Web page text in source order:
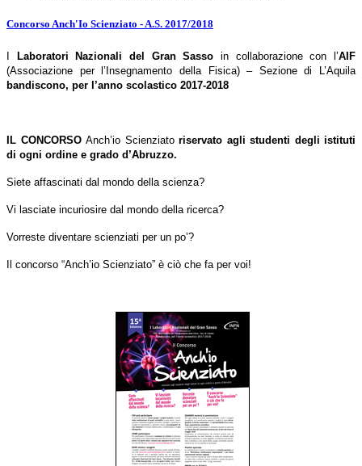
Concorso Anch'Io Scienziato - A.S. 2017/2018
Laboratori Nazionali del Gran Sassoin collaborazione con l’AIF
(Associazione per l’Insegnamento della Fisica) – Sezione di L’Aquila
bandiscono, per l’anno scolastico 2017-2018
IL CONCORSO Anch’io Scienziato riservato agli studenti degli istituti
di ogni ordine e grado d’Abruzzo.
Siete affascinati dal mondo della scienza?
Vi lasciate incuriosire dal mondo della ricerca?
Vorreste diventare scienziati per un po’?
Il concorso “Anch’io Scienziato” è ciò che fa per voi!